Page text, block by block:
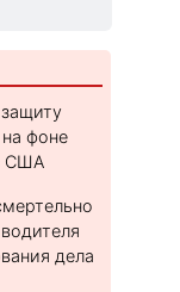
фоне
США
дела